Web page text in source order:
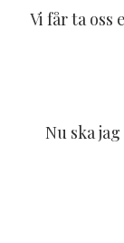
Vi får ta
Nu ska